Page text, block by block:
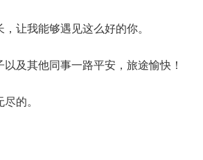
让我能够遇见这么好的你。
及其他同事一路平安，旅途愉快！
的。